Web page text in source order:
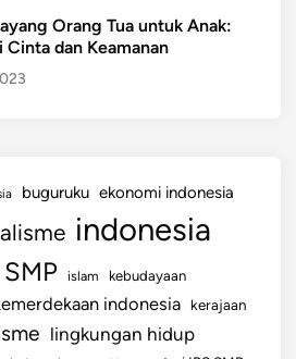
Orang Tua untuk Anak:
Cinta dan Keamanan
buguruku ekonomi indonesia
indonesia
islam kebudayaan
indonesia kerajaan
lingkungan hidup